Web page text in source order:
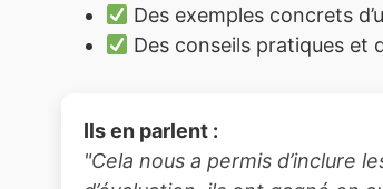
Des exemples concrets
Des conseils pratiques et
Ils en parlent :
"Cela nous a permis d’inclure